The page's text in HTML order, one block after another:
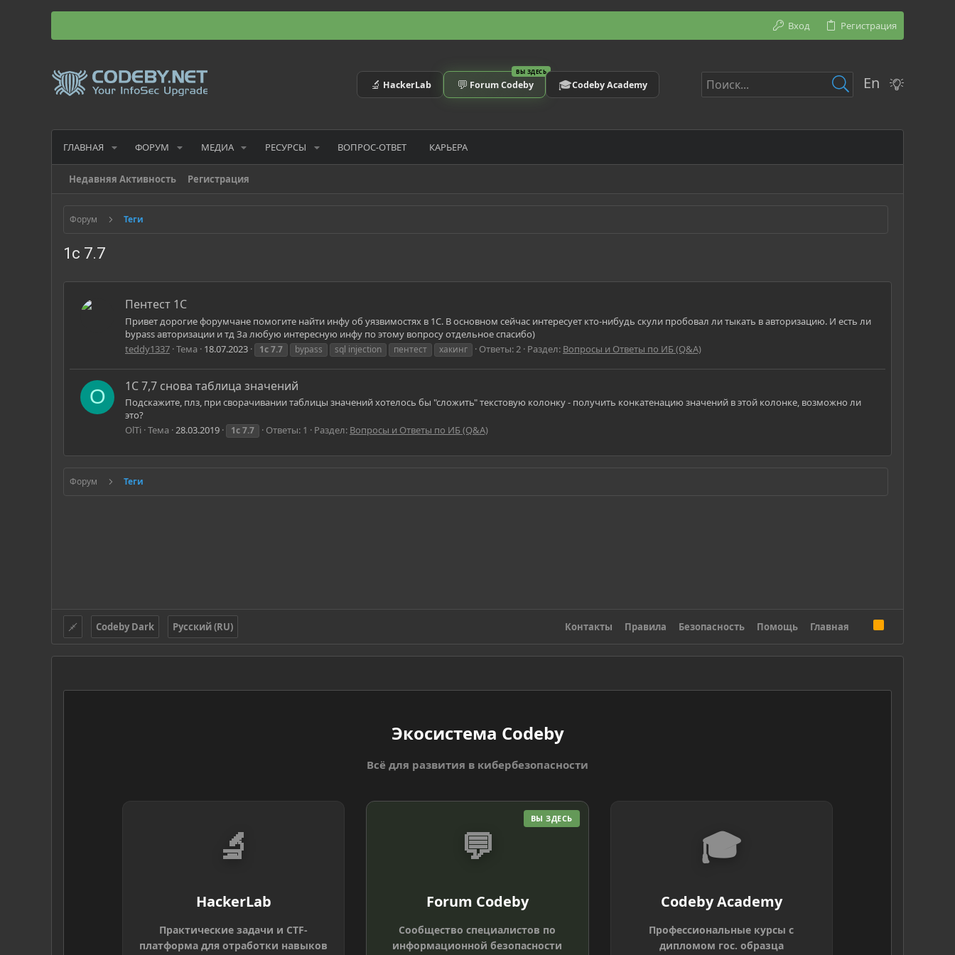
Вход Регистрация
🔬 HackerLab
ВЫ ЗДЕСЬ
💬 Forum Codeby 🎓Codeby Academy En
ГЛАВНАЯ ФОРУМ МЕДИА РЕСУРСЫ ВОПРОС-ОТВЕТ КАРЬЕРА
Недавняя Активность Регистрация
Форум Теги
1с 7.7
Пентест 1С
Привет дорогие форумчане помогите найти инфу об уязвимостях в 1С. В основном сейчас интересует кто-нибудь скули пробовал ли тыкать в авторизацию. И есть ли
bypass авторизации и тд За любую интересную инфу по этому вопросу отдельное спасибо)
teddy1337 Тема 18.07.2023 1с7.7 bypass sql injection пентест хакинг Ответы: 2 Раздел: Вопросы и Ответы по ИБ (Q&A)
O 1С 7,7 снова таблица значений
Подскажите, плз, при сворачивании таблицы значений хотелось бы "сложить" текстовую колонку - получить конкатенацию значений в этой колонке, возможно ли
это?
OlTi Тема 28.03.2019 1с7.7 Ответы: 1 Раздел: Вопросы и Ответы по ИБ (Q&A)
Форум Теги
Codeby Dark Русский (RU) Контакты Правила Безопасность Помощь Главная
S
Экосистема Codeby
Всё для развития в кибербезопасности
🔬
HackerLab
Практические задачи и CTF-
платформа для отработки навыков
ВЫ ЗДЕСЬ
💬
Forum Codeby
Сообщество специалистов по
информационной безопасности
🎓
Codeby Academy
Профессиональные курсы с
дипломом гос. образца